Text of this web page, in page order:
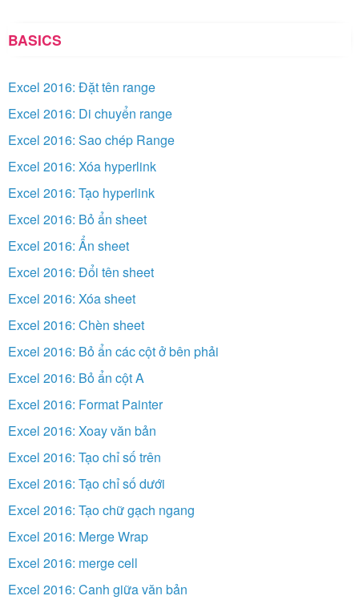
BASICS
Excel 2016: Đặt tên range
Excel 2016: Di chuyển range
Excel 2016: Sao chép Range
Excel 2016: Xóa hyperlink
Excel 2016: Tạo hyperlink
Excel 2016: Bỏ ẩn sheet
Excel 2016: Ẩn sheet
Excel 2016: Đổi tên sheet
Excel 2016: Xóa sheet
Excel 2016: Chèn sheet
Excel 2016: Bỏ ẩn các cột ở bên phải
Excel 2016: Bỏ ẩn cột A
Excel 2016: Format Painter
Excel 2016: Xoay văn bản
Excel 2016: Tạo chỉ số trên
Excel 2016: Tạo chỉ số dưới
Excel 2016: Tạo chữ gạch ngang
Excel 2016: Merge Wrap
Excel 2016: merge cell
Excel 2016: Canh giữa văn bản